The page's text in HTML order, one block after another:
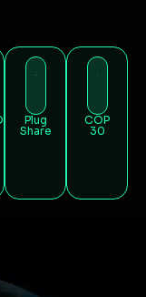
Plug
Share
COP
30